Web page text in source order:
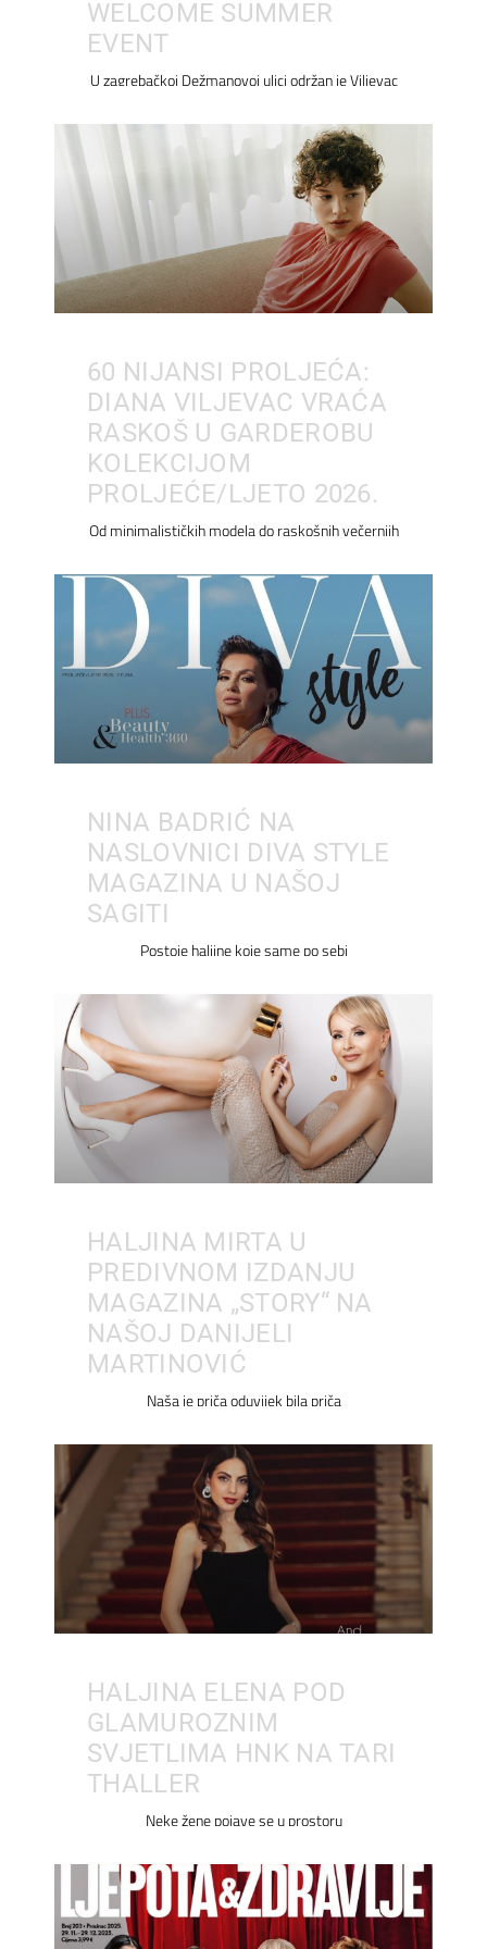
WELCOME SUMMER
EVENT
U zagrebačkoj Dežmanovoj ulici održan je Viljevac
60 NIJANSI PROLJEĆA:
DIANA VILJEVAC VRAĆA
RASKOŠ U GARDEROBU
KOLEKCIJOM
PROLJEĆE/LJETO 2026.
Od minimalističkih modela do raskošnih večernjih
NINA BADRIĆ NA
NASLOVNICI DIVA STYLE
MAGAZINA U NAŠOJ
SAGITI
Postoje haljine koje same po sebi
HALJINA MIRTA U
PREDIVNOM IZDANJU
MAGAZINA „STORY“ NA
NAŠOJ DANIJELI
MARTINOVIĆ
Naša je priča oduvijek bila priča
HALJINA ELENA POD
GLAMUROZNIM
SVJETLIMA HNK NA TARI
THALLER
Neke žene pojave se u prostoru